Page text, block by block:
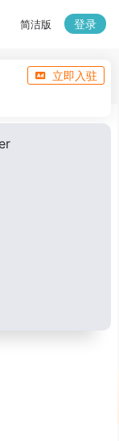
简洁版 登录
立即入驻